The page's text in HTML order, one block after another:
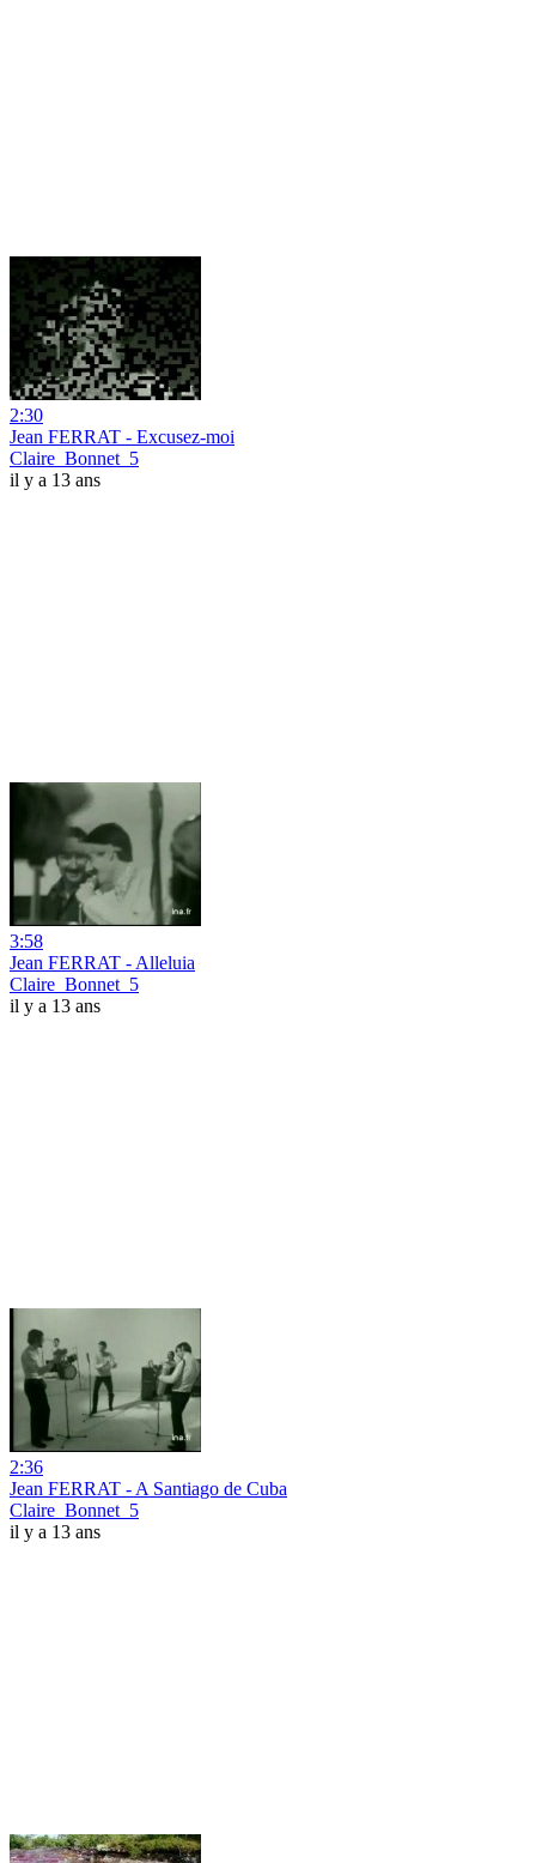
2:30
Jean FERRAT - Excusez-moi
Claire_Bonnet_5
il y a 13 ans
3:58
Jean FERRAT - Alleluia
Claire_Bonnet_5
il y a 13 ans
2:36
Jean FERRAT - A Santiago de Cuba
Claire_Bonnet_5
il y a 13 ans